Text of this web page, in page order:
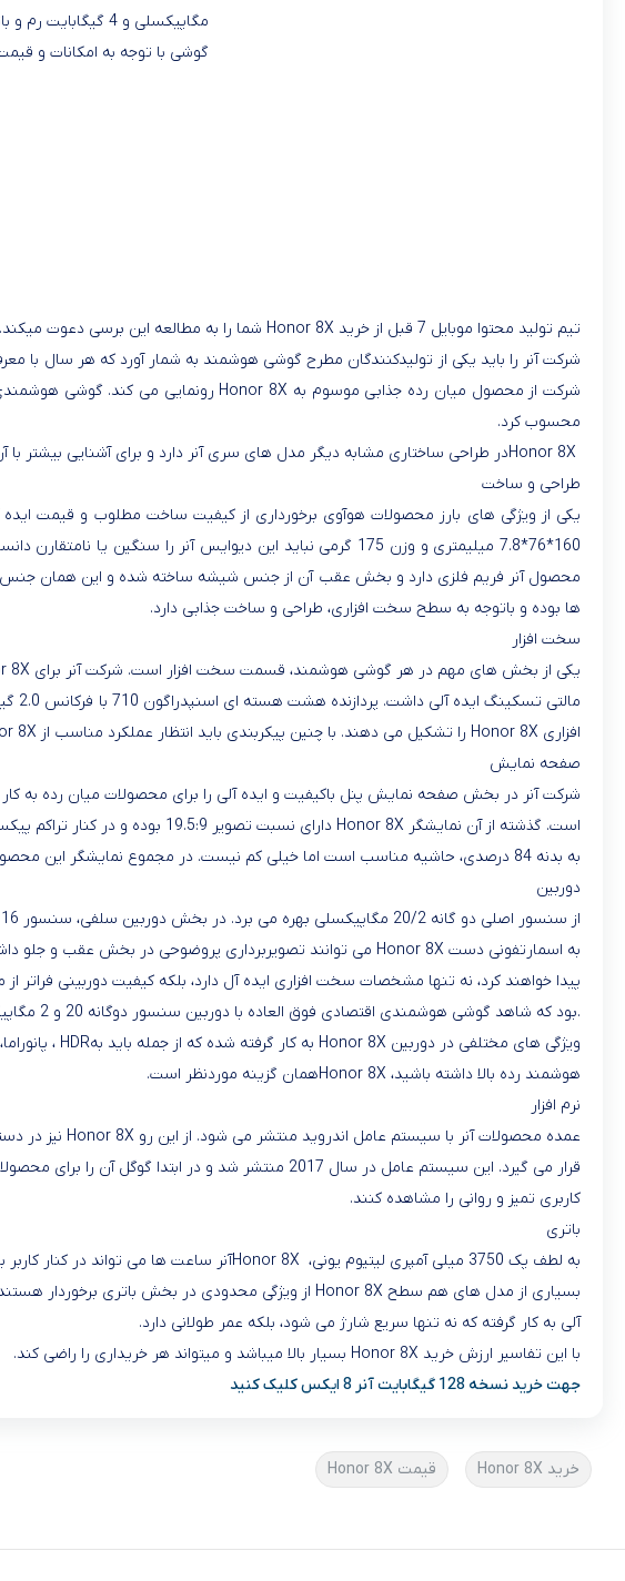
گوشی با توجه به امکانات و
تیم تولید محتوا موبایل 7 قبل از خرید Honor 8X شما را به مطالعه این برسی دعوت میکند.و همچنین جهت
شرکت از محصول میان رده جذابی موسوم به Honor 8X رونمایی می کند. گوشی
محسوب کرد.
Honor 8Xدر طراحی ساختاری مشابه دیگر مدل های سری آنر دارد و برای آشنایی بیشتر با
طراحی و ساخت
یکی از ویژگی های بارز محصولات هوآوی برخورداری از کیفیت ساخت مطلوب و قیمت
160*76*7.8 میلیمتری و وزن 175 گرمی نباید این دیوایس
محصول آنر فریم فلزی دارد و بخش عقب آن از جنس شیشه ساخته شده و این همان جنس
ها بوده و باتوجه به سطح سخت افزاری، طراحی و ساخت جذابی دارد.
سخت افزار
یکی از بخش های مهم در هر گوشی هوشمند، قسمت سخت افزار است. شرکت آنر برای 8X
مالتی تسکینگ ایده آلی داشت. پردازنده هشت هسته ای اسنپدراگون 710 با فرکانس 2.0 گیگاهرتزی، تراشه گرافیکی
افزاری Honor 8X را تشکیل می دهند. با چنین پیکربندی باید انتظار عملکرد مناسب از 8X
صفحه نمایش
شرکت آنر در بخش صفحه نمایش پنل باکیفیت و ایده آلی را برای محصولات میان رده به
است. گذشته از آن نمایشگر Honor 8X دارای نسبت تصویر 19.5:9 بوده و در کنار تراکم پیکسلی 397
به بدنه 84 درصدی، حاشیه مناسب است اما خیلی کم نیست. در مجموع نمایشگر این محصول رده میانی نقطه عطفی در آن محسوب می شود
دوربین
پیدا خواهند کرد، نه تنها مشخصات سخت افزاری ایده آل دارد، بلکه کیفیت دوربینی
بود که شاهد گوشی هوشمندی اقتصادی فوق العاده با دوربین سنسور دوگانه 20 و 2 مگاپیکسلی باشیم.
ویژگی های مختلفی در دوربین Honor 8X به کار گرفته شده که از جمله باید بهHDR ،
هوشمند رده بالا داشته باشید، Honor 8Xهمان گزینه موردنظر است.
نرم افزار
عمده محصولات آنر با سیستم عامل اندروید منتشر می شود. از این رو Honor 8X
قرار می گیرد. این سیستم عامل در سال 2017 منتشر شد و در ابتدا گوگل آن را برای محصولات خود منتشر کرد. در کنار سیستم عامل اندروید 8.1 اوریو ، رابط کاربری
کاربری تمیز و روانی را مشاهده کنند.
باتری
به لطف پک 3750 میلی آمپری لیتیوم یونی،
Honor 8Xآنر ساعت ها می تواند در کنار کاربر
بسیاری از مدل های هم سطح Honor 8X از ویژگی محدودی در بخش باتری برخوردار
آلی به کار گرفته که نه تنها سریع شارژ می شود، بلکه عمر طولانی دارد.
با این تفاسیر ارزش خرید Honor 8X بسیار بالا میباشد و میتواند هر خریداری را راضی کند.
جهت خرید نسخه 128 گیگابایت آنر 8 ایکس کلیک کنید
خرید Honor 8X قیمت Honor 8X